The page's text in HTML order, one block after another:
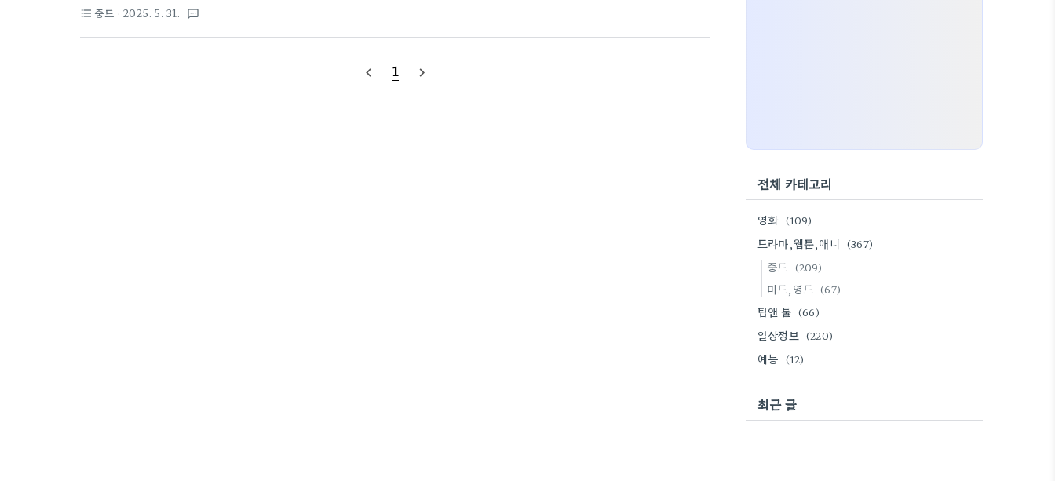
애(결혼 후 사랑)감독: 왕미(王冪)극본: 섭이(葉怡)주연: 송위룡(宋威龙) – 강서 역 / 포상은(卜冠今) –
명담 역총 회차: 40부작중국 공개 플랫폼: 아이치이(iQIYI), 텐센트비디오(WeTV)한국 방송: AsiaN
채널 (2025년 5월 31일~)한국 OTT: MOA 앱 (2025년 5월 31일부터 다시보기 제공)제목의 의미와
세계관중드 소화약금의 뜻 | 세계관 | 비단처럼 빛나는 청춘의..
format_list_bulleted 중드 · 2025. 5. 31. textsms
navigate_before 1 navigate_next
전체 카테고리
영화 (109)
드라마,웹툰,애니 (367)
중드 (209)
미드,영드 (67)
팁앤 툴 (66)
일상정보 (220)
예능 (12)
최근 글